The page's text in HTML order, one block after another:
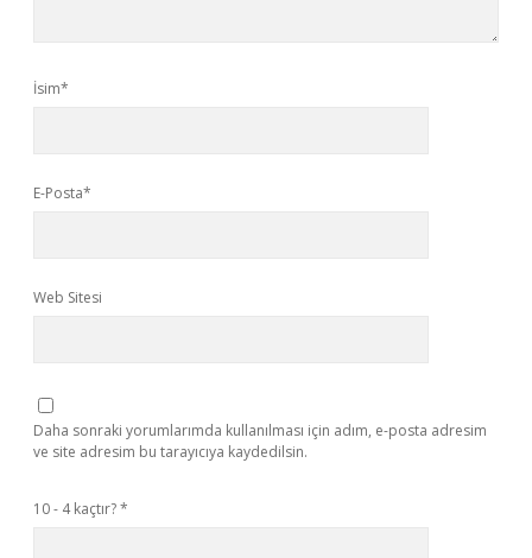
İsim*
E-Posta*
Web Sitesi
Daha sonraki yorumlarımda kullanılması için adım, e-posta adresim
ve site adresim bu tarayıcıya kaydedilsin.
10 - 4 kaçtır?*